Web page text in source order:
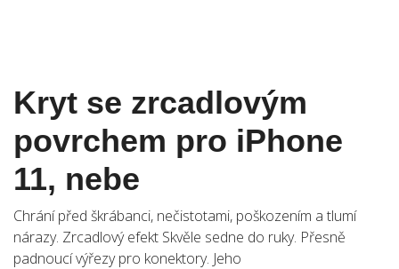
Kryt se zrcadlovým
povrchem pro iPhone
11, nebe
Chrání před škrábanci, nečistotami, poškozením a tlumí
nárazy. Zrcadlový efekt Skvěle sedne do ruky. Přesně
padnoucí výřezy pro konektory. Jeho